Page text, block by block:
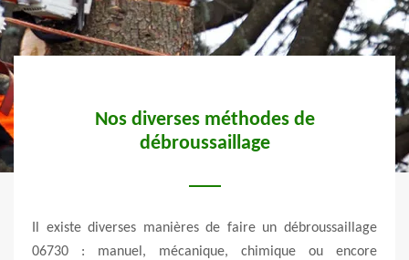
Nos diverses méthodes de
débroussaillage
Il existe diverses manières de faire un débroussaillage
06730 : manuel, mécanique, chimique ou encore